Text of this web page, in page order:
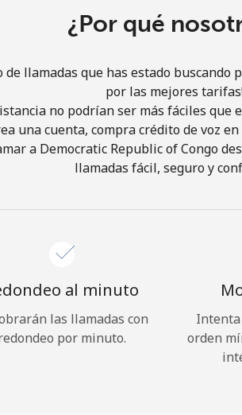
acuerdo con estos
Términos y
Únete
¡Hola!
¿Por qué
de llamadas que has estado
por las mejores
no podrían ser más fáciles que
una cuenta, compra crédito de voz
a Democratic Republic of Congo
llamadas fácil, seguro y
al minuto
las llamadas con
por minuto.
Intenta
orden